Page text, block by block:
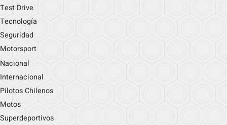
Test Drive
Tecnología
Seguridad
Motorsport
Nacional
Internacional
Pilotos Chilenos
Motos
Superdeportivos